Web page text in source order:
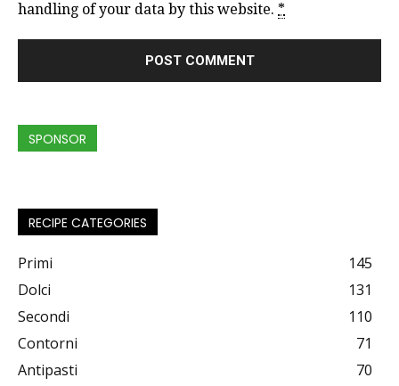
handling of your data by this website. *
SPONSOR
RECIPE CATEGORIES
Primi
145
Dolci
131
Secondi
110
Contorni
71
Antipasti
70